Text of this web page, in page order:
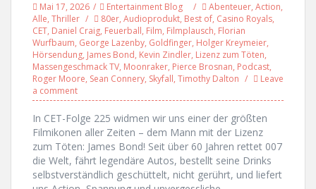
Mai 17, 2026 Entertainment Blog Abenteuer, Action,
Alle, Thriller 80er, Audioprodukt, Best of, Casino Royals,
CET, Daniel Craig, Feuerball, Film, Filmplausch, Florian
Wurfbaum, George Lazenby, Goldfinger, Holger Kreymeier,
Hörsendung, James Bond, Kevin Zindler, Lizenz zum Töten,
Massengeschmack TV, Moonraker, Pierce Brosnan, Podcast,
Roger Moore, Sean Connery, Skyfall, Timothy Dalton
Leave
a comment
In CET-Folge 225 widmen wir uns einer der größten
Filmikonen aller Zeiten – dem Mann mit der Lizenz
zum Töten: James Bond! Seit über 60 Jahren rettet 007
die Welt, fährt legendäre Autos, bestellt seine Drinks
selbstverständlich geschüttelt, nicht gerührt, und liefert